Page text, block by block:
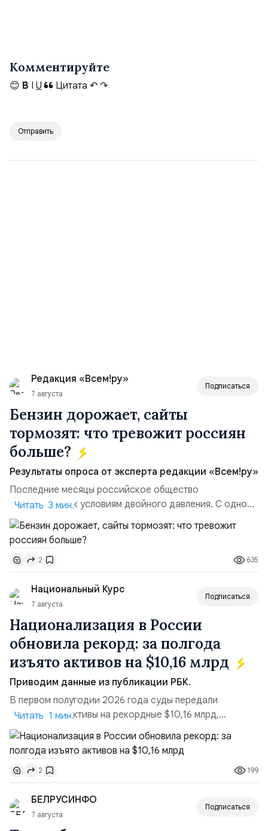
Комментируйте
😊 B I U Цитата ↶ ↷
Отправить
Редакция «Всем!ру»
7 августа
Подписаться
Бензин дорожает, сайты
тормозят: что тревожит россиян
больше?
Результаты опроса от эксперта редакции «Всем!ру»
Последние месяцы российское общество
адаптируется к условиям двойного давления. С одной
стороны, происходит рост цен на товары первой
необходимости, инфляция и локальные сбои в
поставках бензина. А с другой – технологическая
турбулентность: перебои в работе интернета,
блокировки сайтов, необходимость осваивать VPN и
российские платформы.Что из этого бье...
Читать 3 мин.
2 635
Национальный Курс
7 августа
Подписаться
Национализация в России
обновила рекорд: за полгода
изъято активов на $10,16 млрд
Приводим данные из публикации РБК.
В первом полугодии 2026 года суды передали
государству активы на рекордные $10,16 млрд,
подсчитали аналитики AK&M. Это в 2,5 раза больше,
чем за аналогичный период 2025 года ($3,95 млрд).
Всего зафиксировано 15 национализационных
транзакций, которые обеспечили 42,2% денежного
объёма всего российского рынка слияний и
поглощений. Крупнейшей ...
Читать 1 мин.
2 199
БЕЛРУСИНФО
7 августа
Подписаться